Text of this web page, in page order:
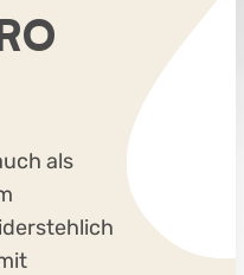
als